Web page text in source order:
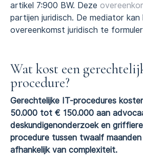
artikel 7:900 BW. Deze
partijen juridisch. De mediator kan
overeenkomst juridisch te
Wat kost een
procedure?
Gerechtelijke IT-procedures
50.000 tot € 150.000 aan
deskundigenonderzoek en
procedure tussen twaalf
afhankelijk van complexiteit.